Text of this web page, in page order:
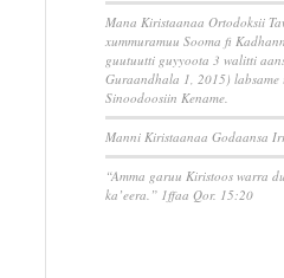
Mana Kiristaanaa Ortodoksii
xummuramuu Sooma fi
guutuutti guyyoota 3 walitti
Guraandhala 1, 2015)
Sinoodoosiin Kename.
Manni Kiristaanaa Godaansa
“Amma garuu Kiristoos warra
ka’eera.” 1ffaa Qor. 15:20